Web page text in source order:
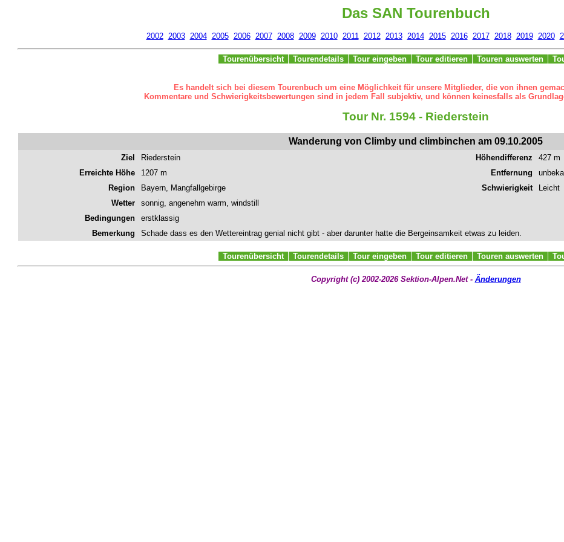
Das SAN Tourenbuch
2002 2003 2004 2005 2006 2007 2008 2009 2010 2011 2012 2013 2014 2015 2016 2017 2018 2019 2020
Tourenübersicht Tourendetails Tour eingeben Tour editieren Touren auswerten
Es handelt sich bei diesem Tourenbuch um eine Möglichkeit für unsere Mitglieder, die von ihnen
Kommentare und Schwierigkeitsbewertungen sind in jedem Fall subjektiv, und können keinesfalls als
Tour Nr. 1594 - Riederstein
Wanderung von Climby und climbinchen am 09.10.2005
Ziel Riederstein Höhendifferenz
427 m
Erreichte Höhe
1207 m Entfernung
Region
Bayern, Mangfallgebirge Schwierigkeit
Leicht
Wetter
sonnig, angenehm warm, windstill
Bedingungen
erstklassig
Bemerkung
Schade dass es den Wettereintrag genial nicht gibt - aber darunter hatte die Bergeinsamkeit etwas zu leiden.
Tourenübersicht Tourendetails Tour eingeben Tour editieren Touren auswerten
Copyright (c) 2002-2026 Sektion-Alpen.Net - Änderungen